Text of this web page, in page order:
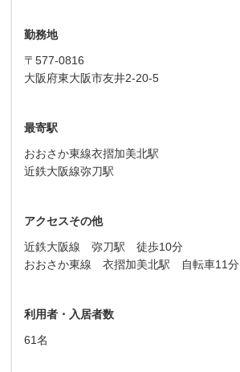
勤務地
〒577-0816
大阪府東大阪市友井2-20-5
最寄駅
おおさか東線衣摺加美北駅
近鉄大阪線弥刀駅
アクセスその他
近鉄大阪線 弥刀駅 徒歩10分
おおさか東線 衣摺加美北駅 自転車11分
利用者・入居者数
61名